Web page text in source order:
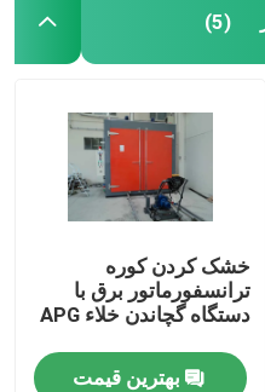
(5)
خشک کردن کوره
ترانسفورماتور برق با
دستگاه گچاندن خلاء APG
بهترین قیمت